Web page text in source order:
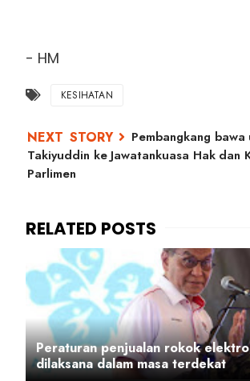
- HM
KESIHATAN
Pembangkang
Takiyuddin ke Jawatankuasa Hak dan
Parlimen
Peraturan penjualan rokok
dilaksana dalam masa terdekat